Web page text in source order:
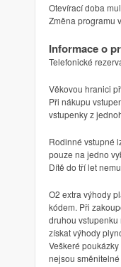
Otevírací doba
Změna programu
Informace o
Telefonické
Věkovou hranici
Při nákupu
vstupenky z
Rodinné vstupné
pouze na jedno
Dítě do tří let
O2 extra výhody
kódem. Při
druhou vstupenku
získat výhody
Veškeré
nejsou